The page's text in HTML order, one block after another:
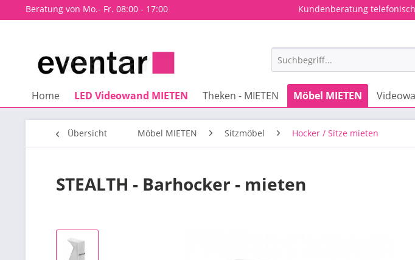
Beratung von Mo.- Fr. 08:00 - 17:00 Kundenberatung
Home LED Videowand MIETEN Theken - MIETEN Möbel MIETEN
Übersicht Möbel MIETEN Sitzmöbel Hocker / Sitze mieten
STEALTH - Barhocker - mieten